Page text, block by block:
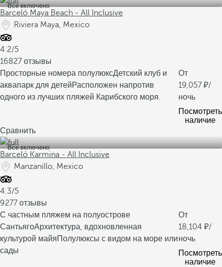
Все включено
Barceló Maya Beach - All Inclusive
Riviera Maya, Mexico
4.2/5
16827 отзывы
Просторные номера полулюксДетский клуб и
аквапарк для детейРасположен напротив
одного из лучших пляжей Карибского моря.
От
19,057
/
ночь
Посмотреть
наличие
Сравнить
Все включено
Barceló Karmina - All Inclusive
Manzanillo, Mexico
4.3/5
9277 отзывы
С частным пляжем на полуострове
СантьягоАрхитектура, вдохновленная
культурой майяПолулюксы с видом на море или
сады
От
18,104
/
ночь
Посмотреть
наличие